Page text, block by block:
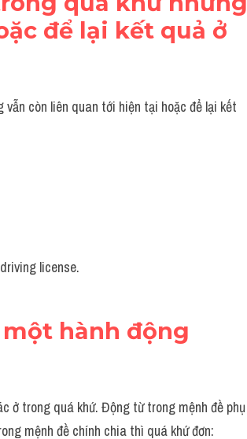
để lại kết quả ở
còn liên quan tới hiện tại hoặc để lại kết
license.
một hành động
ở trong quá khứ. Động từ trong mệnh đề phụ
mệnh đề chính chia thì quá khứ đơn: